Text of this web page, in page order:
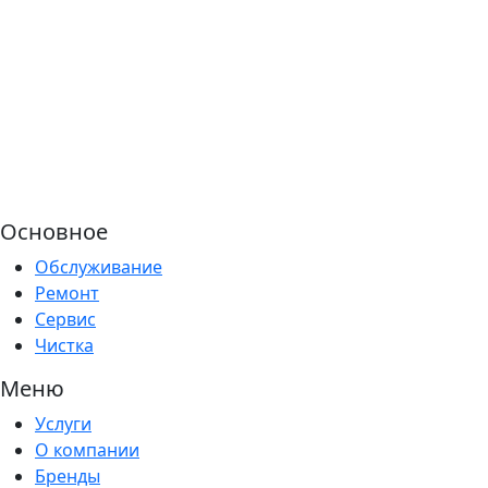
Основное
Обслуживание
Ремонт
Сервис
Чистка
Меню
Услуги
О компании
Бренды